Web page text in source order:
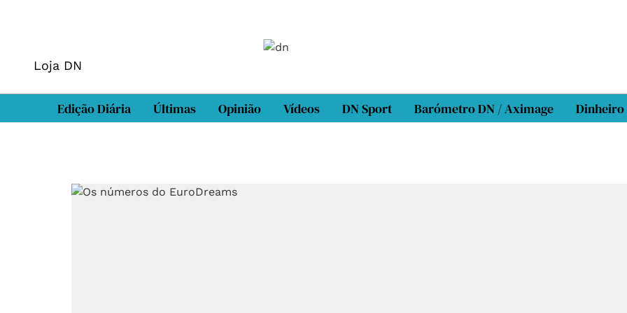
Loja DN
Edição Diária Últimas Opinião Vídeos DN Sport Barómetro DN / Aximage Dinheiro